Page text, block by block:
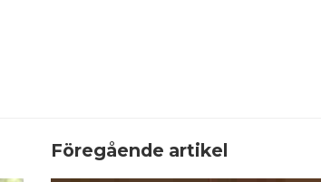
Föregående artikel